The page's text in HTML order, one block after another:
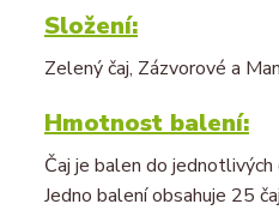
Složení:
Zelený čaj, Zázvorové a
Hmotnost balení:
Čaj je balen do
Jedno balení obsahuje 25